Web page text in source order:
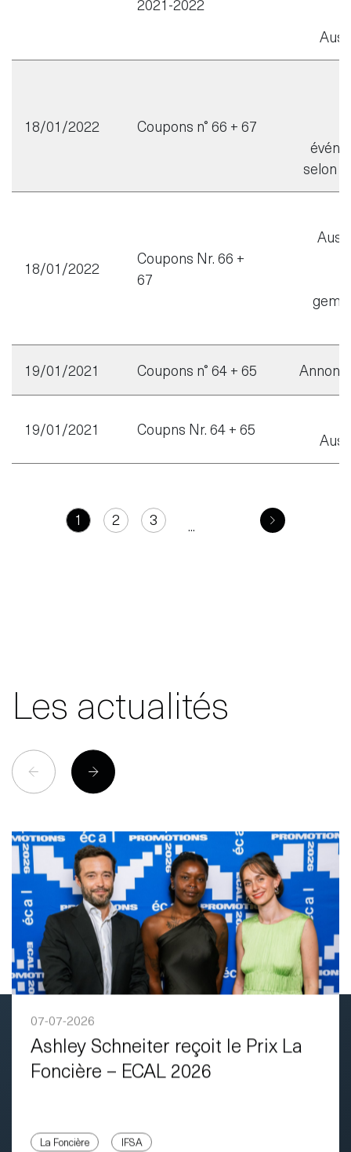
2021-2022
18/01/2022 Coupons n° 66 + 67
selon
18/01/2022
Coupons Nr. 66 +
67
19/01/2021 Coupons n° 64 + 65
19/01/2021 Coupns Nr. 64 + 65
1 2 3 ...
Les actualités
07-07-2026
Ashley Schneiter reçoit le Prix La
Foncière – ECAL 2026
La Foncière IFSA